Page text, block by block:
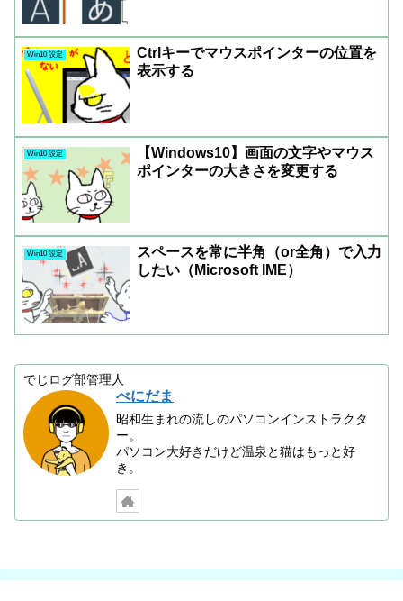
Win10 設定
Ctrlキーでマウスポインターの位置を
表示する
Win10 設定
【Windows10】画面の文字やマウス
ポインターの大きさを変更する
Win10 設定
スペースを常に半角（or全角）で入力
したい（Microsoft IME）
でじログ部管理人
べにだま
昭和生まれの流しのパソコンインストラクタ
ー。
パソコン大好きだけど温泉と猫はもっと好
き。